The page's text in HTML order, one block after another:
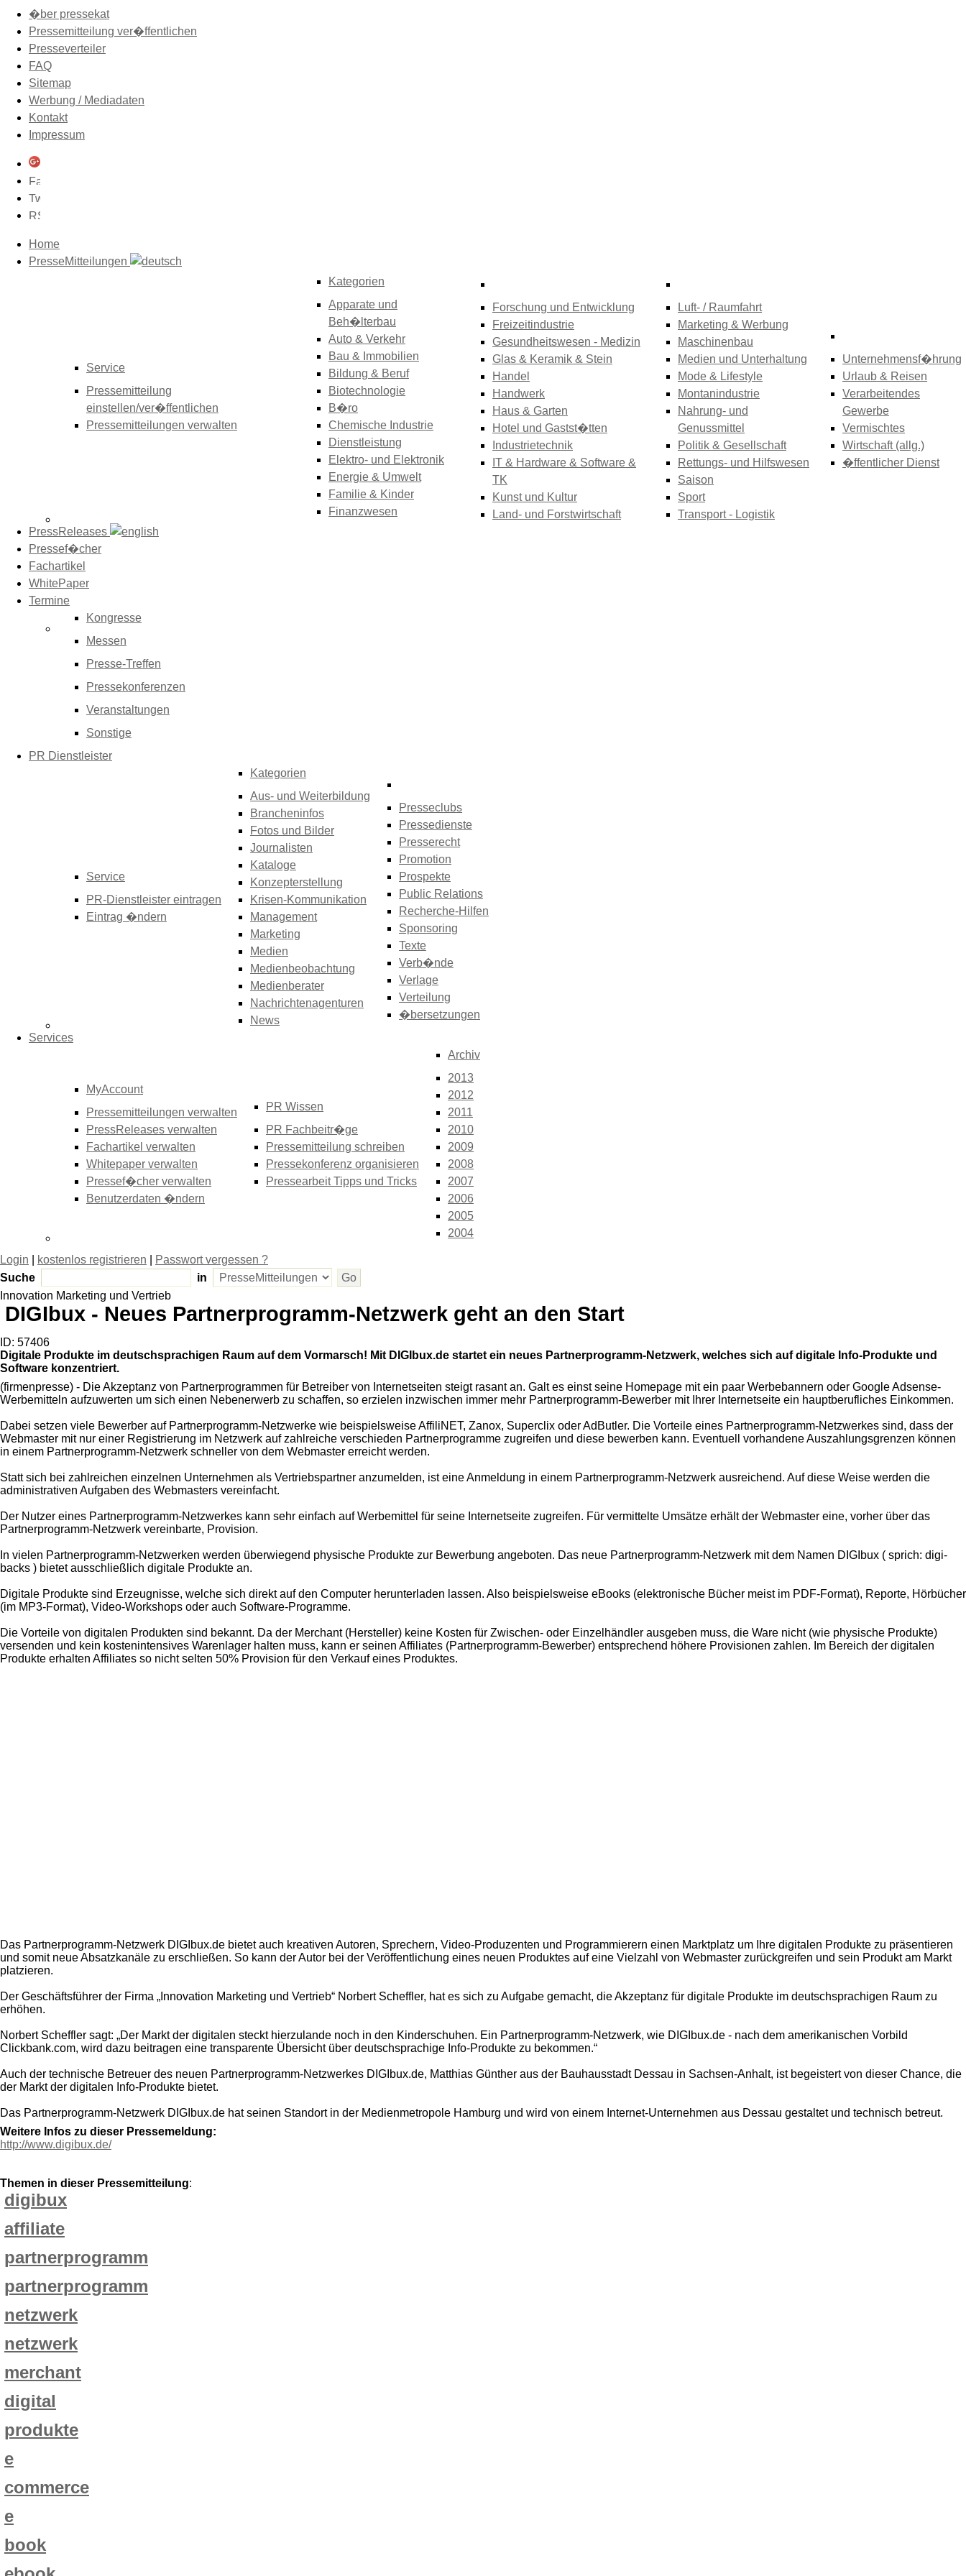
�ber pressekat
Pressemitteilung ver�ffentlichen
Presseverteiler
FAQ
Sitemap
Werbung / Mediadaten
Kontakt
Impressum
Home
PresseMitteilungen
Service
Pressemitteilung
einstellen/ver�ffentlichen
Pressemitteilungen verwalten
Kategorien
Apparate und
Beh�lterbau
Auto & Verkehr
Bau & Immobilien
Bildung & Beruf
Biotechnologie
B�ro
Chemische Industrie
Dienstleistung
Elektro- und Elektronik
Energie & Umwelt
Familie & Kinder
Finanzwesen
Forschung und Entwicklung
Freizeitindustrie
Gesundheitswesen - Medizin
Glas & Keramik & Stein
Handel
Handwerk
Haus & Garten
Hotel und Gastst�tten
Industrietechnik
IT & Hardware & Software &
TK
Kunst und Kultur
Land- und Forstwirtschaft
Luft- / Raumfahrt
Marketing & Werbung
Maschinenbau
Medien und Unterhaltung
Mode & Lifestyle
Montanindustrie
Nahrung- und
Genussmittel
Politik & Gesellschaft
Rettungs- und Hilfswesen
Saison
Sport
Transport - Logistik
Unternehmensf�hrung
Urlaub & Reisen
Verarbeitendes
Gewerbe
Vermischtes
Wirtschaft (allg.)
�ffentlicher Dienst
PressReleases
Pressef�cher
Fachartikel
WhitePaper
Termine
Kongresse
Messen
Presse-Treffen
Pressekonferenzen
Veranstaltungen
Sonstige
PR Dienstleister
Service
PR-Dienstleister eintragen
Eintrag �ndern
Kategorien
Aus- und Weiterbildung
Brancheninfos
Fotos und Bilder
Journalisten
Kataloge
Konzepterstellung
Krisen-Kommunikation
Management
Marketing
Medien
Medienbeobachtung
Medienberater
Nachrichtenagenturen
News
Presseclubs
Pressedienste
Presserecht
Promotion
Prospekte
Public Relations
Recherche-Hilfen
Sponsoring
Texte
Verb�nde
Verlage
Verteilung
�bersetzungen
Services
MyAccount
Pressemitteilungen verwalten
PressReleases verwalten
Fachartikel verwalten
Whitepaper verwalten
Pressef�cher verwalten
Benutzerdaten �ndern
PR Wissen
PR Fachbeitr�ge
Pressemitteilung schreiben
Pressekonferenz organisieren
Pressearbeit Tipps und Tricks
Archiv
2013
2012
2011
2010
2009
2008
2007
2006
2005
2004
Login kostenlos registrieren
Passwort vergessen ?
Suche
in
Innovation Marketing und Vertrieb
DIGIbux - Neues Partnerprogramm-Netzwerk geht an den Start
ID: 57406
Digitale Produkte im deutschsprachigen Raum auf dem Vormarsch! Mit DIGIbux.de startet ein neues Partnerprogramm-Netzwerk, welches sich auf digitale Info-Produkte und
Software konzentriert.
(firmenpresse) - Die Akzeptanz von Partnerprogrammen für Betreiber von Internetseiten steigt rasant an. Galt es einst seine Homepage mit ein paar Werbebannern oder Google Adsense-
Werbemitteln aufzuwerten um sich einen Nebenerwerb zu schaffen, so erzielen inzwischen immer mehr Partnerprogramm-Bewerber mit Ihrer Internetseite ein hauptberufliches Einkommen.
Dabei setzen viele Bewerber auf Partnerprogramm-Netzwerke wie beispielsweise AffiliNET, Zanox, Superclix oder AdButler. Die Vorteile eines Partnerprogramm-Netzwerkes sind, dass der
Webmaster mit nur einer Registrierung im Netzwerk auf zahlreiche verschieden Partnerprogramme zugreifen und diese bewerben kann. Eventuell vorhandene Auszahlungsgrenzen können
in einem Partnerprogramm-Netzwerk schneller von dem Webmaster erreicht werden.
Statt sich bei zahlreichen einzelnen Unternehmen als Vertriebspartner anzumelden, ist eine Anmeldung in einem Partnerprogramm-Netzwerk ausreichend. Auf diese Weise werden die
administrativen Aufgaben des Webmasters vereinfacht.
Der Nutzer eines Partnerprogramm-Netzwerkes kann sehr einfach auf Werbemittel für seine Internetseite zugreifen. Für vermittelte Umsätze erhält der Webmaster eine, vorher über das
Partnerprogramm-Netzwerk vereinbarte, Provision.
In vielen Partnerprogramm-Netzwerken werden überwiegend physische Produkte zur Bewerbung angeboten. Das neue Partnerprogramm-Netzwerk mit dem Namen DIGIbux ( sprich: digi-
backs ) bietet ausschließlich digitale Produkte an.
Digitale Produkte sind Erzeugnisse, welche sich direkt auf den Computer herunterladen lassen. Also beispielsweise eBooks (elektronische Bücher meist im PDF-Format), Reporte, Hörbücher
(im MP3-Format), Video-Workshops oder auch Software-Programme.
Die Vorteile von digitalen Produkten sind bekannt. Da der Merchant (Hersteller) keine Kosten für Zwischen- oder Einzelhändler ausgeben muss, die Ware nicht (wie physische Produkte)
versenden und kein kostenintensives Warenlager halten muss, kann er seinen Affiliates (Partnerprogramm-Bewerber) entsprechend höhere Provisionen zahlen. Im Bereich der digitalen
Produkte erhalten Affiliates so nicht selten 50% Provision für den Verkauf eines Produktes.
Das Partnerprogramm-Netzwerk DIGIbux.de bietet auch kreativen Autoren, Sprechern, Video-Produzenten und Programmierern einen Marktplatz um Ihre digitalen Produkte zu präsentieren
und somit neue Absatzkanäle zu erschließen. So kann der Autor bei der Veröffentlichung eines neuen Produktes auf eine Vielzahl von Webmaster zurückgreifen und sein Produkt am Markt
platzieren.
Der Geschäftsführer der Firma „Innovation Marketing und Vertrieb“ Norbert Scheffler, hat es sich zu Aufgabe gemacht, die Akzeptanz für digitale Produkte im deutschsprachigen Raum zu
erhöhen.
Norbert Scheffler sagt: „Der Markt der digitalen steckt hierzulande noch in den Kinderschuhen. Ein Partnerprogramm-Netzwerk, wie DIGIbux.de - nach dem amerikanischen Vorbild
Clickbank.com, wird dazu beitragen eine transparente Übersicht über deutschsprachige Info-Produkte zu bekommen.“
Auch der technische Betreuer des neuen Partnerprogramm-Netzwerkes DIGIbux.de, Matthias Günther aus der Bauhausstadt Dessau in Sachsen-Anhalt, ist begeistert von dieser Chance, die
der Markt der digitalen Info-Produkte bietet.
Das Partnerprogramm-Netzwerk DIGIbux.de hat seinen Standort in der Medienmetropole Hamburg und wird von einem Internet-Unternehmen aus Dessau gestaltet und technisch betreut.
Weitere Infos zu dieser Pressemeldung:
http://www.digibux.de/
Themen in dieser Pressemitteilung:
digibux
affiliate
partnerprogramm
partnerprogramm
netzwerk
netzwerk
merchant
digital
produkte
e
commerce
e
book